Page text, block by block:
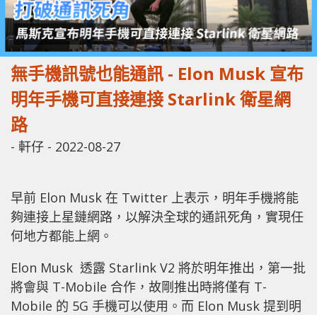
無手機訊號也能通訊 - Elon Musk 宣布
明年手機可直接連接 Starlink 衛星網
路
- 軒仔 - 2022-08-27
早前 Elon Musk 在 Twitter 上表示，明年手機將能
夠連接上星鏈網路，以解決全球的通訊死角，實現任
何地方都能上網。
Elon Musk 透露 Starlink V2 將於明年推出，第一批
將會與 T-Mobile 合作，故剛推出時將僅有 T-
Mobile 的 5G 手機可以使用。而 Elon Musk 提到明